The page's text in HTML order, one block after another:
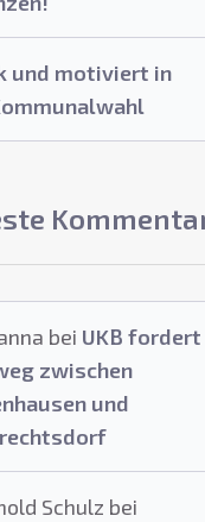
und motiviert in
bei UKB fordert
zwischen
und
Schulz bei